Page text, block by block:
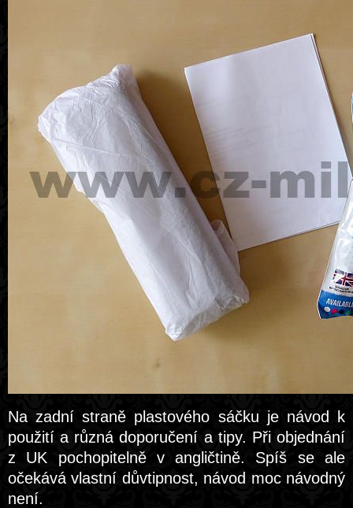
Na zadní straně plastového sáčku je návod k
použití a různá doporučení a tipy. Při objednání
z UK pochopitelně v angličtině. Spíš se ale
očekává vlastní důvtipnost, návod moc návodný
není.